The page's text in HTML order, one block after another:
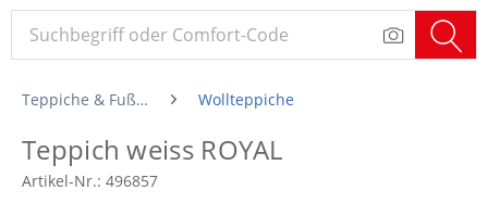
Teppiche & Fußmatten Wollteppiche
Teppich weiss ROYAL
Artikel-Nr.: 496857